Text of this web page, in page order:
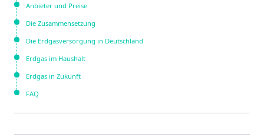
Anbieter und Preise
Die Zusammensetzung
Die Erdgasversorgung in Deutschland
Erdgas im Haushalt
Erdgas in Zukunft
FAQ